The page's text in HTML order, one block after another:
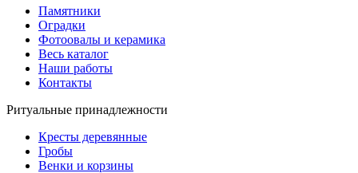
Памятники
Оградки
Фотоовалы и керамика
Весь каталог
Наши работы
Контакты
Ритуальные принадлежности
Кресты деревянные
Гробы
Венки и корзины